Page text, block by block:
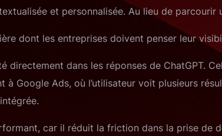
et personnalisée. Au lieu de
dont les entreprises doivent penser leur
directement dans les réponses de ChatGPT.
à Google Ads, où l’utilisateur voit plusieurs
car il réduit la friction dans la prise de